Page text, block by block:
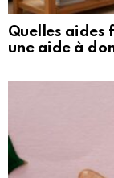
Quelles aides
une aide à